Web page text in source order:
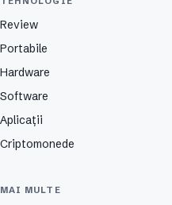
Review
Portabile
Hardware
Software
Aplicații
Criptomonede
MAI MULTE